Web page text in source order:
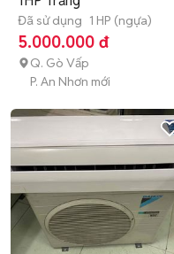
Đã sử dụng 1 HP (ngựa)
5.000.000 đ
Q. Gò Vấp
P. An Nhơn mới